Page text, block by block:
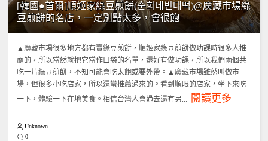
[韓國●首爾]順姬家綠豆煎餅(순희네빈대떡)@廣藏市場綠
豆煎餅的名店，一定別點太多，會很飽
▲廣藏市場很多地方都有賣綠豆煎餅，順姬家綠豆煎餅做功課時很多人推
薦的，所以當然就把它當作口袋的名單，還好有做功課，所以我們兩個共
吃一片綠豆煎餅，不知可能會吃太飽或要外帶。▲廣藏市場雖然叫做市
場，但很多小吃店家，所以還蠻推薦過來的。看到順眼的店家，坐下來吃
一下，體驗一下在地美食。相信台灣人會過去還有另...
閱讀更多
Unknown
0